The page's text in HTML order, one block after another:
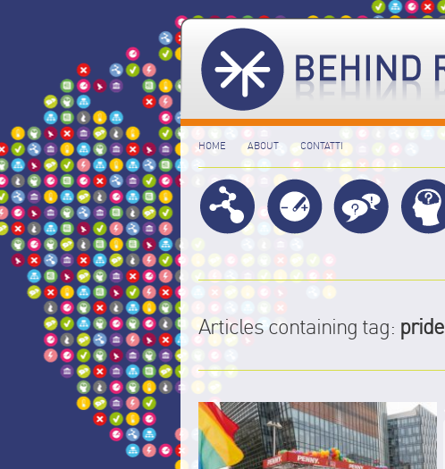
HOME ABOUT CONTATTI
Articles containing tag: pride